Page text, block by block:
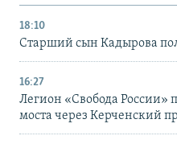
18:10
Старший сын Кадырова
16:27
Легион «Свобода России»
моста через Керченский